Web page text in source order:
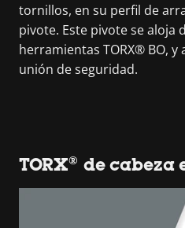
tornillos, en su perfil de
pivote. Este pivote se aloja
herramientas TORX® BO, y
unión de seguridad.
TORX® de cabeza